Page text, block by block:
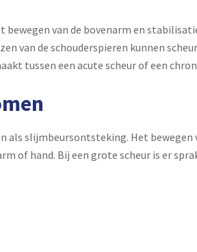
van de bovenarm en
van de schouderspieren kunnen
tussen een acute scheur of een
als slijmbeursontsteking. Het bewegen
of hand. Bij een grote scheur is er